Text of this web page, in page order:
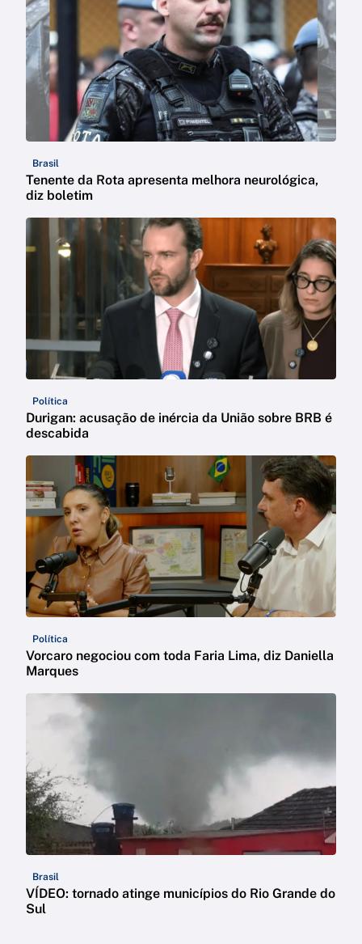
Brasil
Tenente da Rota apresenta melhora neurológica,
diz boletim
Política
Durigan: acusação de inércia da União sobre BRB é
descabida
Política
Vorcaro negociou com toda Faria Lima, diz Daniella
Marques
Brasil
VÍDEO: tornado atinge municípios do Rio Grande do
Sul